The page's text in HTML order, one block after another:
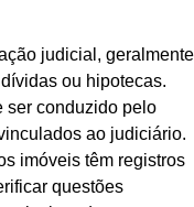
judicial, geralmente
ou hipotecas.
ser conduzido pelo
ao judiciário.
imóveis têm registros
questões